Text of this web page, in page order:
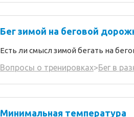
Бег зимой на беговой
Есть ли смысл зимой бегать на
Вопросы о тренировках>Бег в
Минимальная температура